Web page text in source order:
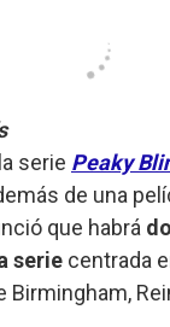
serie Peaky
de una
que habrá
serie centrada